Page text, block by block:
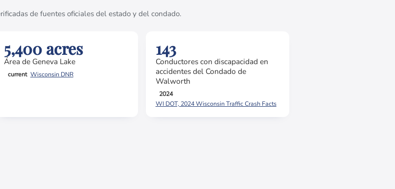
de fuentes oficiales del estado y del condado.
5,400 acres
Área de Geneva Lake
current Wisconsin DNR
143
Conductores con discapacidad en
accidentes del Condado de
Walworth
2024
WI DOT, 2024 Wisconsin Traffic Crash Facts